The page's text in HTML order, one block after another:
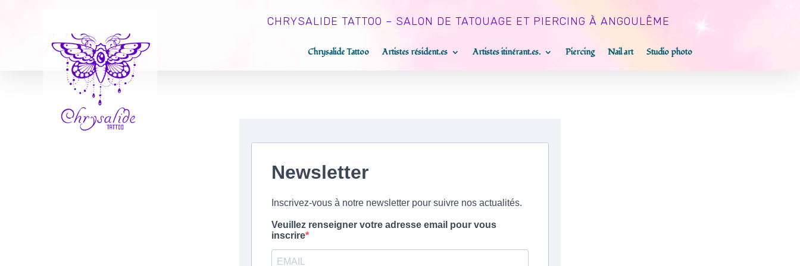
CHRYSALIDE TATTOO – SALON DE TATOUAGE ET PIERCING À ANGOULÊME
Chrysalide Tattoo Artistes résident.es Artistes itinérant.es. Piercing Nail art Studio photo